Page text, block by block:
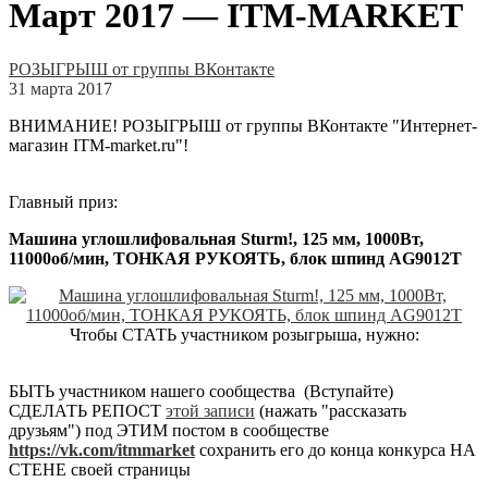
Март 2017 — ITM-MARKET
РОЗЫГРЫШ от группы ВКонтакте
31 марта 2017
ВНИМАНИЕ! РОЗЫГРЫШ от группы ВКонтакте "Интернет-
магазин ITM-market.ru"!
Главный приз:
Машина углошлифовальная Sturm!, 125 мм, 1000Вт,
11000об/мин, ТОНКАЯ РУКОЯТЬ, блок шпинд AG9012T
Чтобы СТАТЬ участником розыгрыша, нужно:
БЫТЬ участником нашего сообщества (Вступайте)
СДЕЛАТЬ РЕПОСТ этой записи (нажать "рассказать
друзьям") под ЭТИМ постом в сообществе
https://vk.com/itmmarket сохранить его до конца конкурса НА
СТЕНЕ своей страницы